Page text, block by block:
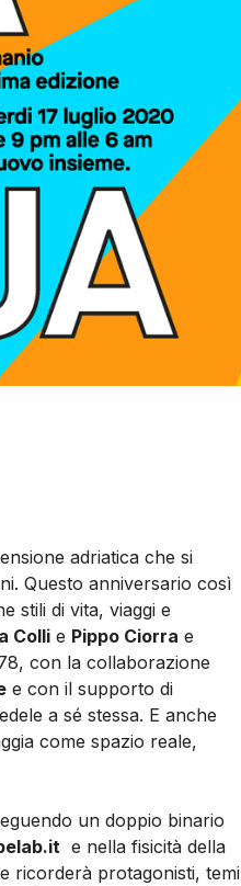
adriatica che si
Questo anniversario così
stili di vita, viaggi e
Colli e Pippo Ciorra e
con la collaborazione
e con il supporto di
a sé stessa. E anche
come spazio reale,
un doppio binario
e nella fisicità della
ricorderà protagonisti, temi